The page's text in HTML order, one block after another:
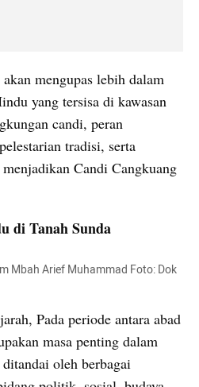
mengupas lebih dalam
yang tersisa di kawasan
candi, peran
tradisi, serta
Candi Cangkuang
di Tanah Sunda
Mbah Arief Muhammad Foto: Dok
Pada periode antara abad
masa penting dalam
oleh berbagai